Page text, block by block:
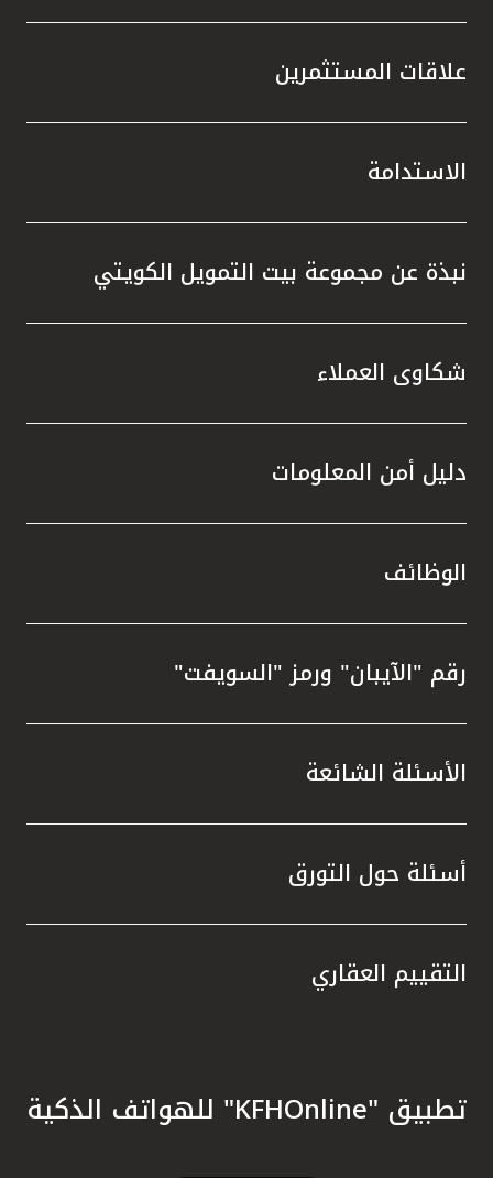
علاقات المستثمرين
الاستدامة
نبذة عن مجموعة بيت التمويل الكويتي
شكاوى العملاء
دليل أمن المعلومات
الوظائف
رقم "الآيبان" ورمز "السويفت"
الأسئلة الشائعة
أسئلة حول التورق
التقييم العقاري
تطبيق "KFHOnline" للهواتف الذكية